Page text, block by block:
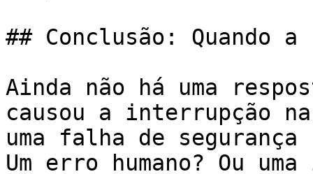
## Conclusão: Quando
Ainda não há uma
causou a interrupção
uma falha de
Um erro humano? Ou